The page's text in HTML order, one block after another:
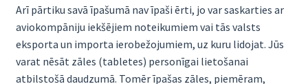
Arī pārtiku savā īpašumā nav īpaši ērti, jo var saskarties ar
aviokompāniju iekšējiem noteikumiem vai tās valsts
eksporta un importa ierobežojumiem, uz kuru lidojat. Jūs
varat nēsāt zāles (tabletes) personīgai lietošanai
atbilstošā daudzumā. Tomēr īpašas zāles, piemēram,